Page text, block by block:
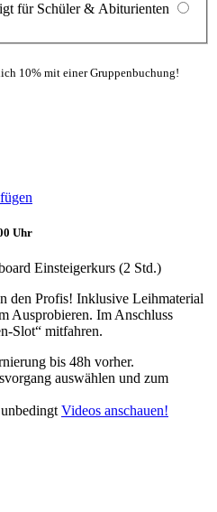
für Schüler & Abiturienten
10% mit einer Gruppenbuchung!
Uhr
Einsteigerkurs (2 Std.)
den Profis! Inklusive Leihmaterial
Ausprobieren. Im Anschluss
Slot“ mitfahren.
bis 48h vorher.
auswählen und zum
Videos anschauen!